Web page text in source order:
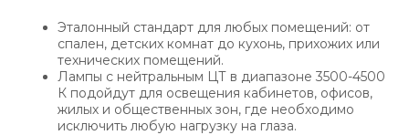
Эталонный стандарт для любых помещений: от
спален, детских комнат до кухонь, прихожих или
технических помещений.
Лампы с нейтральным ЦТ в диапазоне 3500-4500
К подойдут для освещения кабинетов, офисов,
жилых и общественных зон, где необходимо
исключить любую нагрузку на глаза.